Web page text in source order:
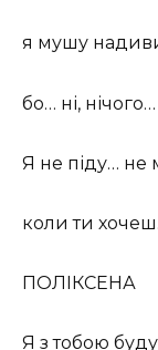
я мушу
бо… ні,
Я не піду… не
коли ти хочеш.
ПОЛІКСЕНА
Я з тобою